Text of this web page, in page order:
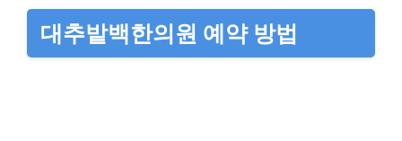
대추밭백한의원 예약 방법